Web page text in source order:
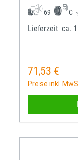
69 C
Lieferzeit: ca.
Regulärer
71,53 €
Preise inkl.